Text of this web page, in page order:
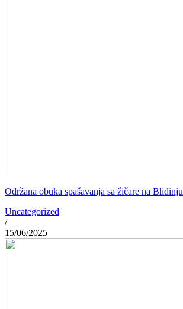
Održana obuka spašavanja sa žičare na Blidinju
Uncategorized
/
15/06/2025